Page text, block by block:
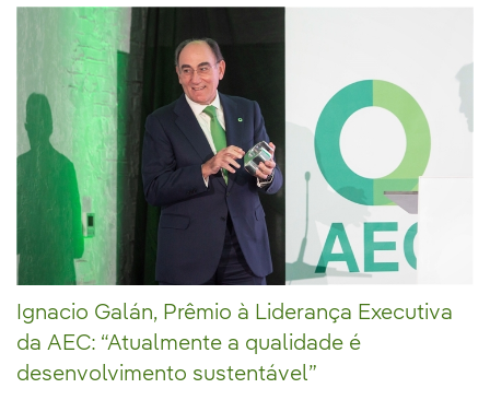
Ignacio Galán, Prêmio à Liderança Executiva
da AEC: “Atualmente a qualidade é
desenvolvimento sustentável”